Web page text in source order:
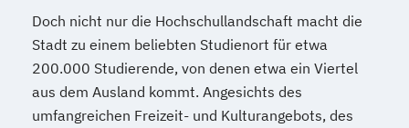
Software Engineering (EN)
Softwareentwicklung (DE/EN)
Soziale Arbeit
Soziale Arbeit Schwerpunkt Kinder und
Jugendliche
Doch nicht nur die Hochschullandschaft macht die
Stadt zu einem beliebten Studienort für etwa
200.000 Studierende, von denen etwa ein Viertel
aus dem Ausland kommt. Angesichts des
umfangreichen Freizeit- und Kulturangebots, des